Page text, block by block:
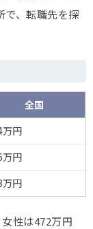
で、転職先を探
全国
万円
万円
万円
性は472万円